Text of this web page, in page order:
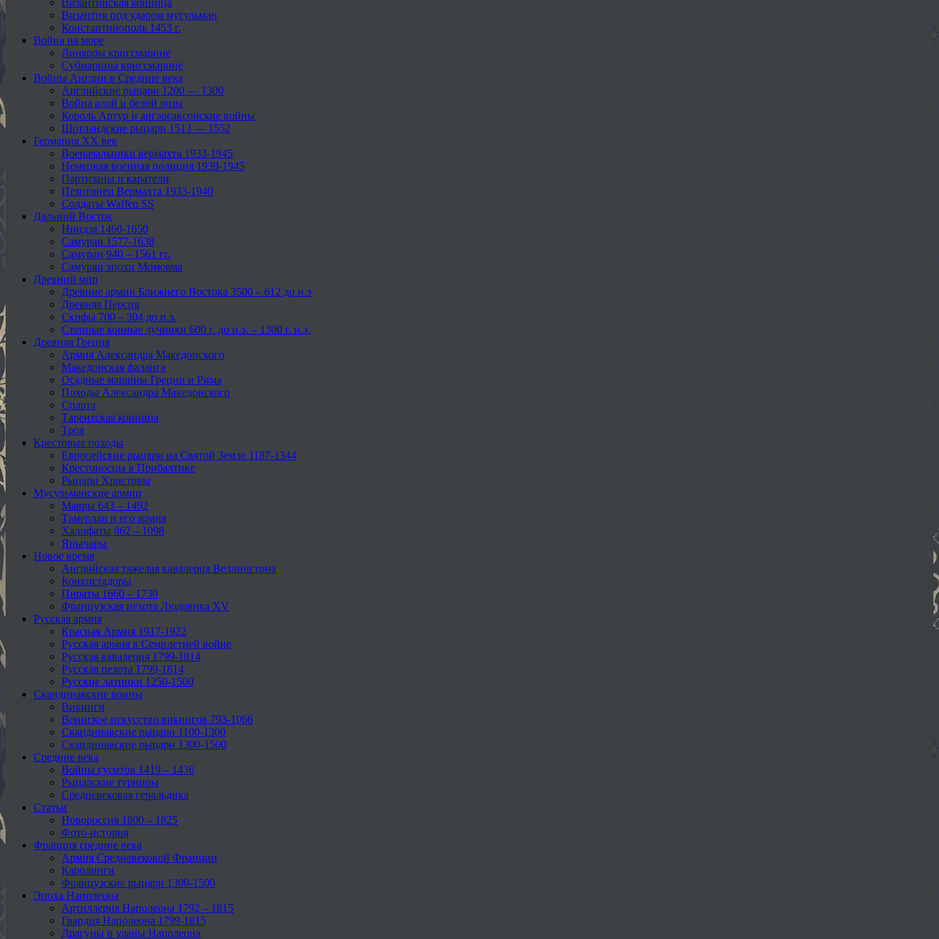
Византийская конница
Византия под ударом мусульман
Константинополь 1453 г.
Война на море
Линкоры кригсмарине
Субмарины кригсмарине
Войны Англии в Средние века
Английские рыцари 1200 — 1300
Война алой и белой розы
Король Артур и англосаксонские войны
Шотландские рыцари 1513 — 1552
Германия XX век
Военачальники вермахта 1933-1945
Немецкая военная полиция 1939-1945
Партизаны и каратели
Пехотинец Вермахта 1933-1940
Солдаты Waffen SS
Дальний Восток
Ниндзя 1460-1650
Самураи 1577-1638
Самураи 940 – 1561 гг.
Самураи эпохи Момояма
Древний мир
Древние армии Ближнего Востока 3500 – 612 до н.э
Древняя Персия
Скифы 700 – 304 до н.э.
Степные конные лучники 600 г. до н.э. – 1300 г. н.э.
Древняя Греция
Армия Александра Македонского
Македонская фаланга
Осадные машины Греции и Рима
Походы Александра Македонского
Спарта
Тарентская конница
Троя
Крестовые походы
Европейские рыцари на Святой Земле 1187-1344
Крестоносцы в Прибалтике
Рыцари Христовы
Мусульманские армии
Мавры 643 – 1492
Тамерлан и его армия
Халифаты 862 – 1098
Янычары
Новое время
Английская тяжелая кавалерия Веллингтона
Конкистадоры
Пираты 1660 – 1730
Французская пехота Людовика XV
Русская армия
Красная Армия 1917-1922
Русская армия в Семилетней войне
Русская кавалерия 1799-1814
Русская пехота 1799-1814
Русские латники 1250-1500
Скандинавские воины
Викинги
Воинское искусство викингов 793-1066
Скандинавские рыцари 1100-1300
Скандинавские рыцари 1300-1500
Средние века
Войны гуситов 1419 – 1436
Рыцарские турниры
Средневековая геральдика
Статьи
Новороссия 1800 – 1825
Фото-история
Франция средние века
Армия Средневековой Франции
Каролинги
Французские рыцари 1300-1500
Эпоха Наполеона
Артиллерия Наполеона 1792 – 1815
Гвардия Наполеона 1799-1815
Драгуны и уланы Наполеона